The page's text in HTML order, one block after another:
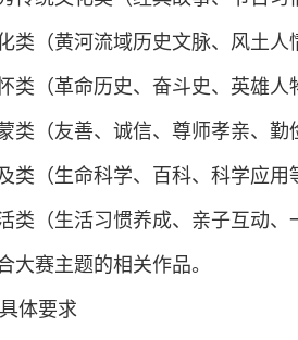
类（黄河流域历史文脉、风土
类（革命历史、奋斗史、英雄人
类（友善、诚信、尊师孝亲、勤
类（生命科学、百科、科学应用
类（生活习惯养成、亲子互动
大赛主题的相关作品。
体要求